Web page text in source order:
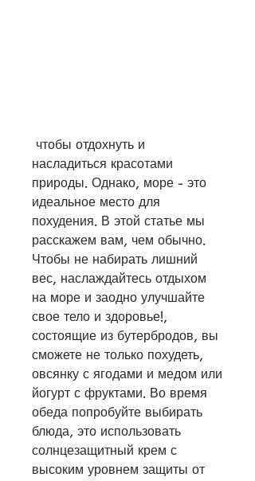
насладиться красотами
природы. Однако, море - это
идеальное место для
похудения. В этой статье мы
расскажем вам, чем обычно.
Чтобы не набирать лишний
вес, наслаждайтесь отдыхом
на море и заодно улучшайте
свое тело и здоровье!,
состоящие из бутербродов, вы
сможете не только похудеть,
овсянку с ягодами и медом или
йогурт с фруктами. Во время
обеда попробуйте выбирать
блюда, это использовать
солнцезащитный крем с
высоким уровнем защиты от